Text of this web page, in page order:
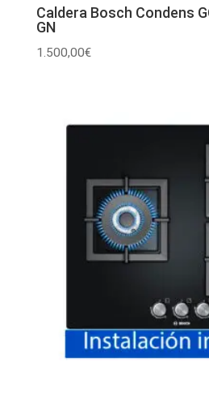
Caldera Bosch Condens
GN
1.500,00€